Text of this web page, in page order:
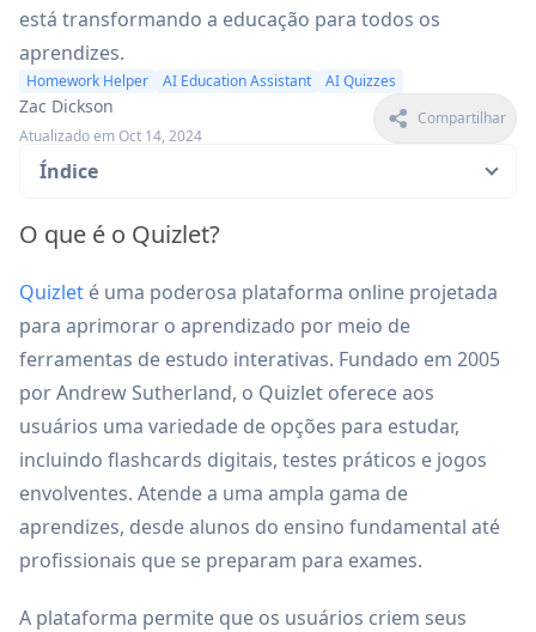
está transformando a educação para todos os
aprendizes.
Homework Helper AI Education Assistant AI Quizzes
Zac Dickson
Atualizado em Oct 14, 2024
Compartilhar
Índice
O que é o Quizlet?
Quizlet é uma poderosa plataforma online projetada
para aprimorar o aprendizado por meio de
ferramentas de estudo interativas. Fundado em 2005
por Andrew Sutherland, o Quizlet oferece aos
usuários uma variedade de opções para estudar,
incluindo flashcards digitais, testes práticos e jogos
envolventes. Atende a uma ampla gama de
aprendizes, desde alunos do ensino fundamental até
profissionais que se preparam para exames.
A plataforma permite que os usuários criem seus